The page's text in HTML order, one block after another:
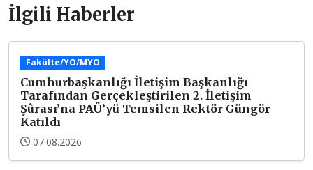
İlgili Haberler
Fakülte/YO/MYO
Cumhurbaşkanlığı İletişim Başkanlığı
Tarafından Gerçekleştirilen 2. İletişim
Şûrası’na PAÜ’yü Temsilen Rektör Güngör
Katıldı
07.08.2026